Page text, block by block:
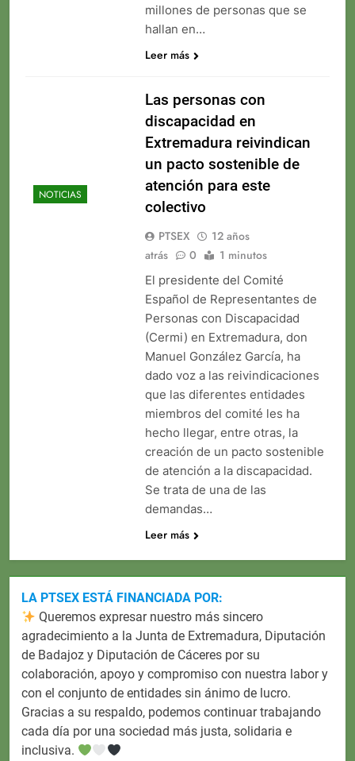
millones de personas que se
hallan en…
Leer más
NOTICIAS
Las personas con
discapacidad en
Extremadura reivindican
un pacto sostenible de
atención para este
colectivo
PTSEX
12 años
atrás
0 1 minutos
El presidente del Comité
Español de Representantes de
Personas con Discapacidad
(Cermi) en Extremadura, don
Manuel González García, ha
dado voz a las reivindicaciones
que las diferentes entidades
miembros del comité les ha
hecho llegar, entre otras, la
creación de un pacto sostenible
de atención a la discapacidad.
Se trata de una de las
demandas…
Leer más
LA PTSEX ESTÁ FINANCIADA POR:
Queremos expresar nuestro más sincero
agradecimiento a la Junta de Extremadura, Diputación
de Badajoz y Diputación de Cáceres por su
colaboración, apoyo y compromiso con nuestra labor y
con el conjunto de entidades sin ánimo de lucro.
Gracias a su respaldo, podemos continuar trabajando
cada día por una sociedad más justa, solidaria e
inclusiva.